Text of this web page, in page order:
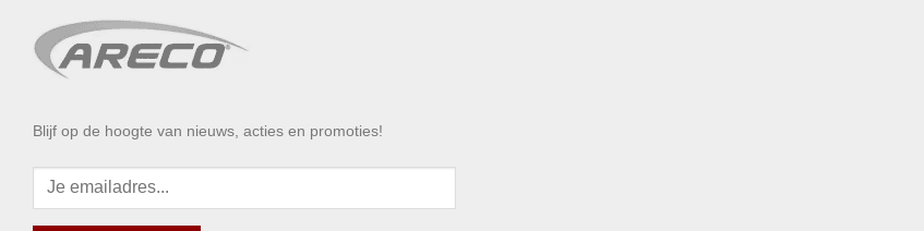
Blijf op de hoogte van nieuws, acties en promoties!